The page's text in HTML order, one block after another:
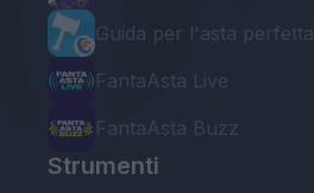
Guida per l'asta perfetta
FantaAsta Live
FantaAsta Buzz
Strumenti